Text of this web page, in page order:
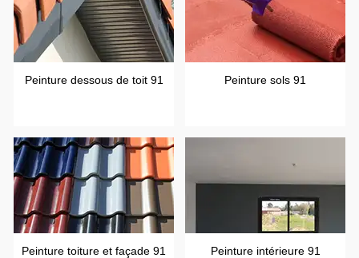
Peinture dessous de toit 91 Peinture sols 91
Peinture toiture et façade 91 Peinture intérieure 91